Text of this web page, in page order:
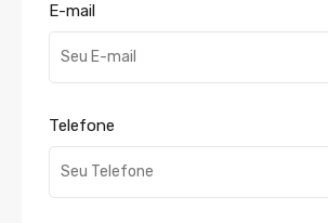
E-mail
Telefone